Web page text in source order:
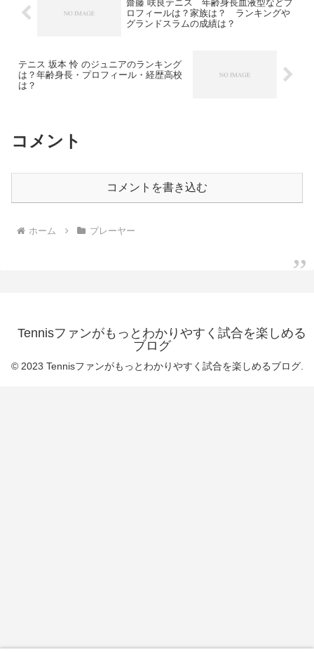
齋藤 咲良テニス 年齢身長血液型などプ
ロフィールは？家族は？ ランキングや
グランドスラムの成績は？
テニス 坂本 怜 のジュニアのランキング
は？年齢身長・プロフィール・経歴高校
は？
コメント
コメントを書き込む
ホーム プレーヤー
Tennisファンがもっとわかりやすく試合を楽しめる
ブログ
© 2023 Tennisファンがもっとわかりやすく試合を楽しめるブログ.